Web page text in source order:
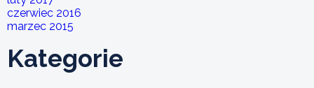
czerwiec 2016
marzec 2015
Kategorie